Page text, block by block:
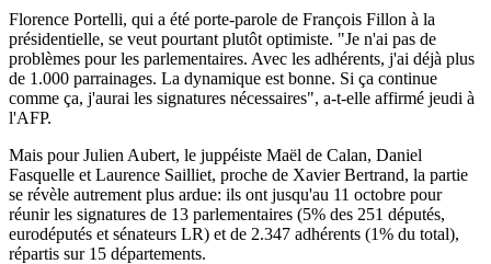
Florence Portelli, qui a été porte-parole de François Fillon à la
présidentielle, se veut pourtant plutôt optimiste. "Je n'ai pas de
problèmes pour les parlementaires. Avec les adhérents, j'ai déjà plus
de 1.000 parrainages. La dynamique est bonne. Si ça continue
comme ça, j'aurai les signatures nécessaires", a-t-elle affirmé jeudi à
l'AFP.
Mais pour Julien Aubert, le juppéiste Maël de Calan, Daniel
Fasquelle et Laurence Sailliet, proche de Xavier Bertrand, la partie
se révèle autrement plus ardue: ils ont jusqu'au 11 octobre pour
réunir les signatures de 13 parlementaires (5% des 251 députés,
eurodéputés et sénateurs LR) et de 2.347 adhérents (1% du total),
répartis sur 15 départements.